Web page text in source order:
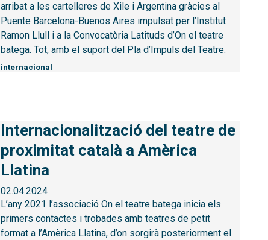
arribat a les cartelleres de Xile i Argentina gràcies al
Puente Barcelona-Buenos Aires impulsat per l’Institut
Ramon Llull i a la Convocatòria Latituds d’On el teatre
batega. Tot, amb el suport del Pla d’Impuls del Teatre.
internacional
Internacionalització del teatre de
proximitat català a Amèrica
Llatina
02.04.2024
L’any 2021 l’associació On el teatre batega inicia els
primers contactes i trobades amb teatres de petit
format a l’Amèrica Llatina, d’on sorgirà posteriorment el